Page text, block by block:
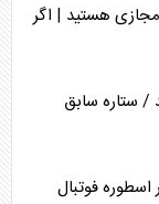
هستید | اگر
/ ستاره سابق
۳۰ ساله در کنار اسطوره فوتبال